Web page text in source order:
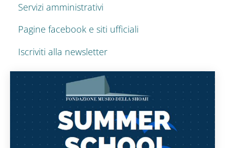
Servizi amministrativi
Pagine facebook e siti ufficiali
Iscriviti alla newsletter